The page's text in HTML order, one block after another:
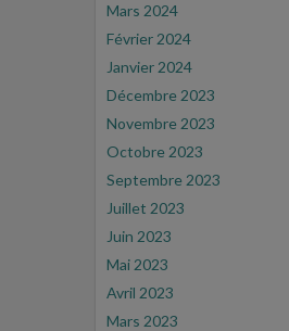
Mars 2024
Février 2024
Janvier 2024
Décembre 2023
Novembre 2023
Octobre 2023
Septembre 2023
Juillet 2023
Juin 2023
Mai 2023
Avril 2023
Mars 2023